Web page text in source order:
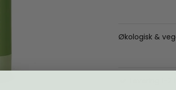
Økologisk &